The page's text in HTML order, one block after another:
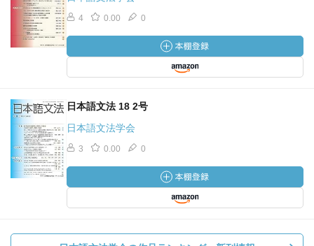
4 0.00 0
日本語文法 18 2号
日本語文法学会
3 0.00 0